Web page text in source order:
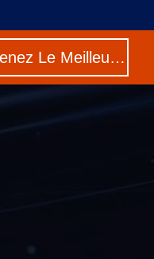
Obtenez Le Meilleur Prix